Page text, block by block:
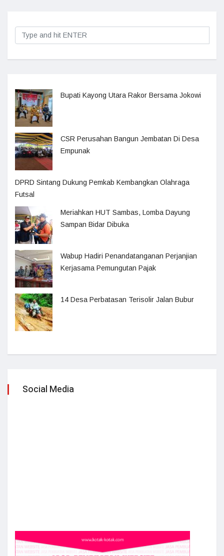
Bupati Kayong Utara Rakor Bersama Jokowi
CSR Perusahan Bangun Jembatan Di Desa
Empunak
DPRD Sintang Dukung Pemkab Kembangkan Olahraga
Futsal
Meriahkan HUT Sambas, Lomba Dayung
Sampan Bidar Dibuka
Wabup Hadiri Penandatanganan Perjanjian
Kerjasama Pemungutan Pajak
14 Desa Perbatasan Terisolir Jalan Bubur
Social Media